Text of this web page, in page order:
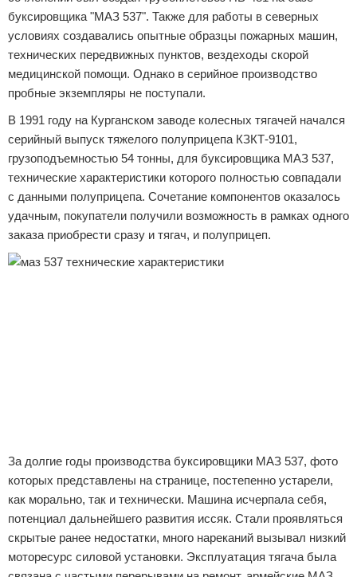
буксировщика "МАЗ 537". Также для работы в северных
условиях создавались опытные образцы пожарных машин,
технических передвижных пунктов, вездеходы скорой
медицинской помощи. Однако в серийное производство
пробные экземпляры не поступали.
В 1991 году на Курганском заводе колесных тягачей начался
серийный выпуск тяжелого полуприцепа КЗКТ-9101,
грузоподъемностью 54 тонны, для буксировщика МАЗ 537,
технические характеристики которого полностью совпадали
с данными полуприцепа. Сочетание компонентов оказалось
удачным, покупатели получили возможность в рамках одного
заказа приобрести сразу и тягач, и полуприцеп.
За долгие годы производства буксировщики МАЗ 537, фото
которых представлены на странице, постепенно устарели,
как морально, так и технически. Машина исчерпала себя,
потенциал дальнейшего развития иссяк. Стали проявляться
скрытые ранее недостатки, много нареканий вызывал низкий
моторесурс силовой установки. Эксплуатация тягача была